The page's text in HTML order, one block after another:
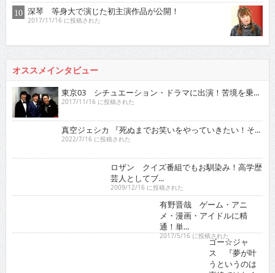
深琴 等身大で演じた初主演作品が公開！
2017/11/16 に投稿された
オススメインタビュー
東京03 シチュエーション・ドラマに出演！苦境を乗...
2017/11/16 に投稿された
真空ジェシカ 『死ぬまでお笑いをやっていきたい！そ...
2022/7/16 に投稿された
ロザン クイズ番組でもお馴染み！高学歴芸人として
2009/12/16 に投稿された
有野晋哉 ゲーム・アニメ・漫画・アイドルに精通！
ゴー☆ジャス 『夢が叶うというのは直線ではなくい